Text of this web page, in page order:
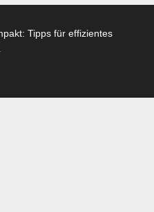
Tipps für effizientes